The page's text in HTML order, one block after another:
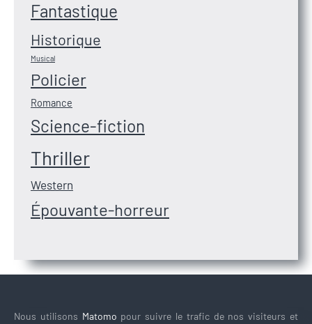
Fantastique
Historique
Musical
Policier
Romance
Science-fiction
Thriller
Western
Épouvante-horreur
Nous utilisons Matomo pour suivre le trafic de nos visiteurs et